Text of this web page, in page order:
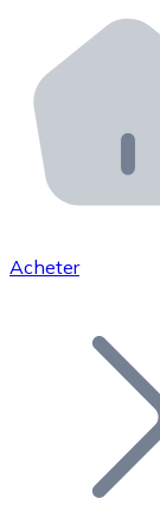
Intégrez
API Bitnovo
Intégrez
Rejoignez
Ajoutez le
Acheter